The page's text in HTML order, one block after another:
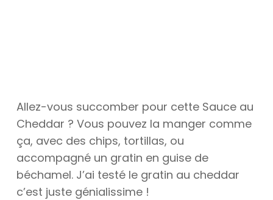
Allez-vous succomber pour cette Sauce au
Cheddar ? Vous pouvez la manger comme
ça, avec des chips, tortillas, ou
accompagné un gratin en guise de
béchamel. J’ai testé le gratin au cheddar
c’est juste génialissime !